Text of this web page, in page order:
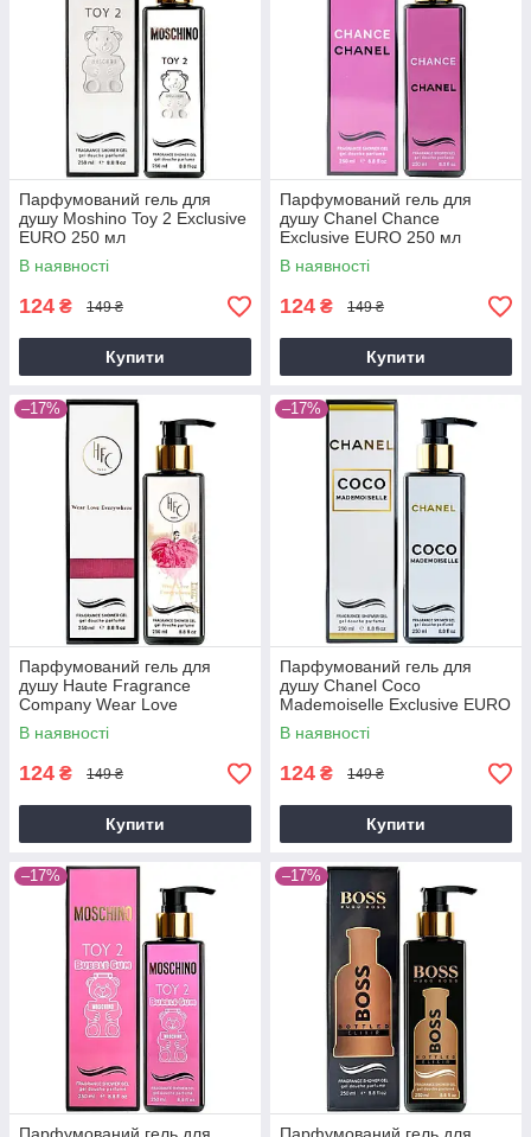
Парфумований гель для
душу Moshino Toy 2 Exclusive
EURO 250 мл
В наявності
124 ₴ 149 ₴
Купити
Парфумований гель для
душу Chanel Chance
Exclusive EURO 250 мл
В наявності
124 ₴ 149 ₴
Купити
–17%
Парфумований гель для
душу Haute Fragrance
Company Wear Love
Everywhere Exclusive EURO
250 мл
В наявності
124 ₴ 149 ₴
Купити
–17%
Парфумований гель для
душу Chanel Coco
Mademoiselle Exclusive EURO
250 мл
В наявності
124 ₴ 149 ₴
Купити
–17% –17%